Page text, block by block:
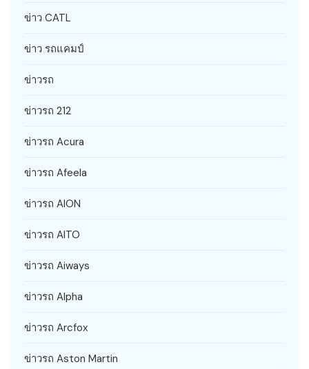
ข่าว CATL
ข่าว รถแคมป์
ข่าวรถ
ข่าวรถ 212
ข่าวรถ Acura
ข่าวรถ Afeela
ข่าวรถ AION
ข่าวรถ AITO
ข่าวรถ Aiways
ข่าวรถ Alpha
ข่าวรถ Arcfox
ข่าวรถ Aston Martin